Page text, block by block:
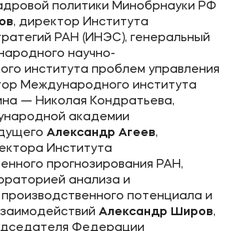
политики Минобрнауки РФ
, директор Института
РАН (ИНЭС), генеральный
научно-
института проблем управления
Международного института
— Николая Кондратьева,
академии
Александр Агеев,
Института
прогнозирования РАН,
анализа и
потенциала и
Александр Широв,
Федерации